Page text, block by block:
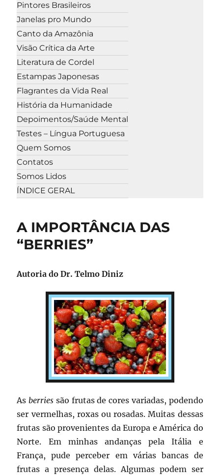
Pintores Brasileiros
Janelas pro Mundo
Canto da Amazônia
Visão Crítica da Arte
Literatura de Cordel
Estampas Japonesas
Flagrantes da Vida Real
História da Humanidade
Depoimentos/Saúde Mental
Testes – Língua Portuguesa
Quem Somos
Contatos
Somos Lidos
ÍNDICE GERAL
A IMPORTÂNCIA DAS
“BERRIES”
Autoria do Dr. Telmo Diniz
As berries são frutas de cores variadas, podendo
ser vermelhas, roxas ou rosadas. Muitas dessas
frutas são provenientes da Europa e América do
Norte. Em minhas andanças pela Itália e
França, pude perceber em várias bancas de
frutas a presença delas. Algumas podem ser